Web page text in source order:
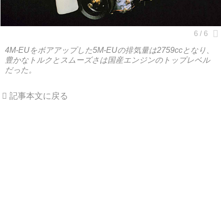
4M-EUをボアアップした5M-EUの排気量は2759ccとなり、
豊かなトルクとスムーズさは国産エンジンのトップレベル
だった。
記事本文に戻る